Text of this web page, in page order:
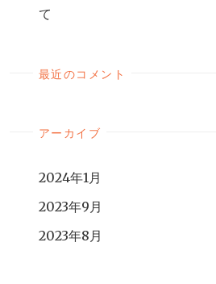
て
最近のコメント
アーカイブ
2024年1月
2023年9月
2023年8月